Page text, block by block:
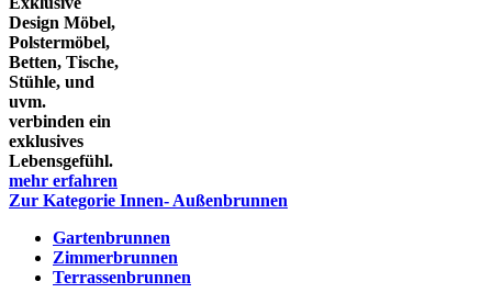
Design Möbel,
Polstermöbel,
Betten, Tische,
Stühle, und
uvm.
verbinden ein
exklusives
Lebensgefühl.
mehr erfahren
Zur Kategorie Innen- Außenbrunnen
Gartenbrunnen
Zimmerbrunnen
Terrassenbrunnen